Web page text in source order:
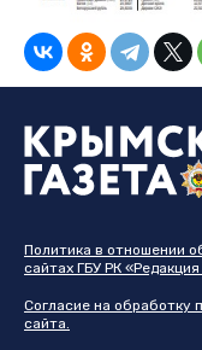
Политика в отношении
сайтах ГБУ РК
Согласие на обработку
сайта.